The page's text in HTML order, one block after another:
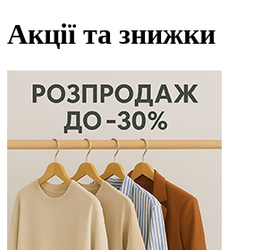
Акції та знижки